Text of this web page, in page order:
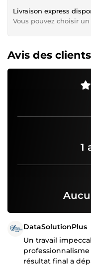
Livraison express
Vous pouvez choisir
Avis des clients
1
DataSolutionPlus
Un travail
résultat final a